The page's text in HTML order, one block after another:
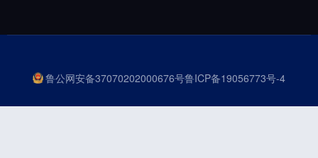
鲁ICP备19056773号-4
鲁公网安备37070202000676号